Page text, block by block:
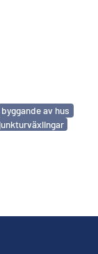
byggande av hus